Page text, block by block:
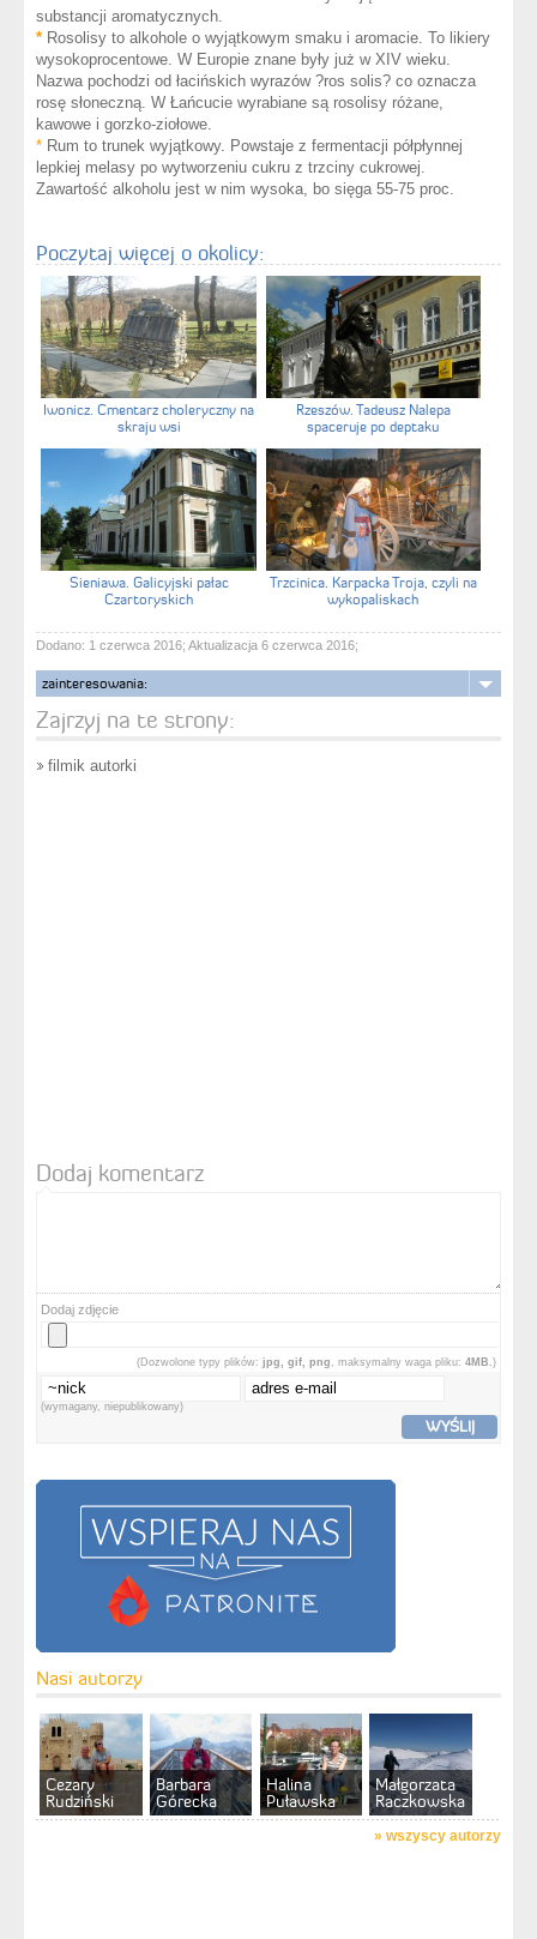
substancji aromatycznych.
* Rosolisy to alkohole o wyjątkowym smaku i aromacie. To likiery
wysokoprocentowe. W Europie znane były już w XIV wieku.
Nazwa pochodzi od łacińskich wyrazów ?ros solis? co oznacza
rosę słoneczną. W Łańcucie wyrabiane są rosolisy różane,
kawowe i gorzko-ziołowe.
* Rum to trunek wyjątkowy. Powstaje z fermentacji półpłynnej
lepkiej melasy po wytworzeniu cukru z trzciny cukrowej.
Zawartość alkoholu jest w nim wysoka, bo sięga 55-75 proc.
Poczytaj więcej o okolicy:
Iwonicz. Cmentarz choleryczny na
skraju wsi
Rzeszów. Tadeusz Nalepa
spaceruje po deptaku
Sieniawa. Galicyjski pałac
Czartoryskich
Trzcinica. Karpacka Troja, czyli na
wykopaliskach
Dodano: 1 czerwca 2016; Aktualizacja 6 czerwca 2016;
zainteresowania:
Zajrzyj na te strony:
filmik autorki
Dodaj komentarz
Dodaj zdjęcie
(Dozwolone typy plików: jpg, gif, png , maksymalny waga pliku: 4MB. )
(wymagany, niepublikowany)
WYŚLIJ
Nasi autorzy
Cezary
Rudziński
Barbara
Górecka
Halina
Puławska
Małgorzata
Raczkowska
» wszyscy autorzy